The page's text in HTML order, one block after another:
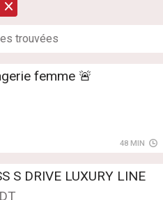
s trouvées
femme 🚨
48 MIN
X3 2.0 ESS S DRIVE LUXURY LINE